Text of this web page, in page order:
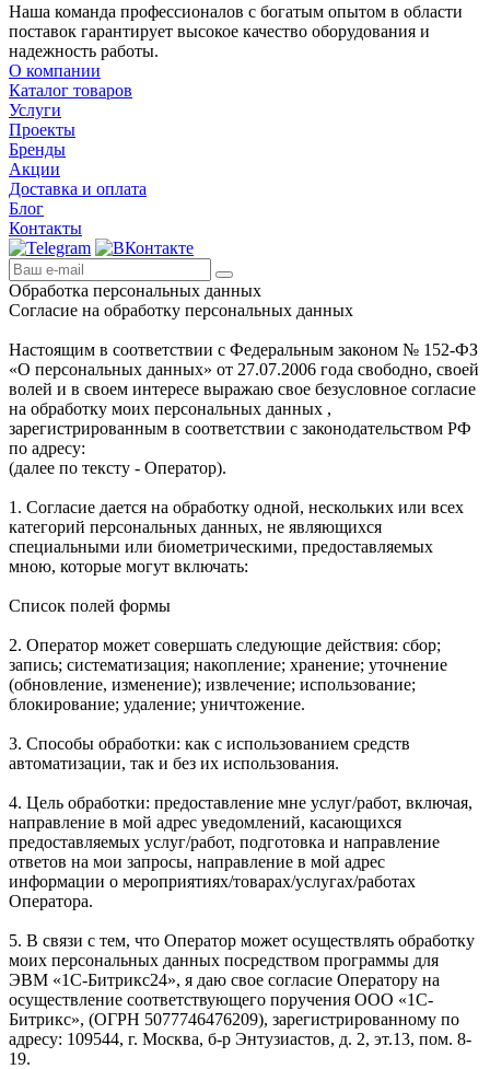
Наша команда профессионалов с богатым опытом в области
поставок гарантирует высокое качество оборудования и
надежность работы.
О компании
Каталог товаров
Услуги
Проекты
Бренды
Акции
Доставка и оплата
Блог
Контакты
Обработка персональных данных
Согласие на обработку персональных данных
Настоящим в соответствии с Федеральным законом № 152-ФЗ
«О персональных данных» от 27.07.2006 года свободно, своей
волей и в своем интересе выражаю свое безусловное согласие
на обработку моих персональных данных ,
зарегистрированным в соответствии с законодательством РФ
по адресу:
(далее по тексту - Оператор).
1. Согласие дается на обработку одной, нескольких или всех
категорий персональных данных, не являющихся
специальными или биометрическими, предоставляемых
мною, которые могут включать:
Список полей формы
2. Оператор может совершать следующие действия: сбор;
запись; систематизация; накопление; хранение; уточнение
(обновление, изменение); извлечение; использование;
блокирование; удаление; уничтожение.
3. Способы обработки: как с использованием средств
автоматизации, так и без их использования.
4. Цель обработки: предоставление мне услуг/работ, включая,
направление в мой адрес уведомлений, касающихся
предоставляемых услуг/работ, подготовка и направление
ответов на мои запросы, направление в мой адрес
информации о мероприятиях/товарах/услугах/работах
Оператора.
5. В связи с тем, что Оператор может осуществлять обработку
моих персональных данных посредством программы для
ЭВМ «1С-Битрикс24», я даю свое согласие Оператору на
осуществление соответствующего поручения ООО «1С-
Битрикс», (ОГРН 5077746476209), зарегистрированному по
адресу: 109544, г. Москва, б-р Энтузиастов, д. 2, эт.13, пом. 8-
19.